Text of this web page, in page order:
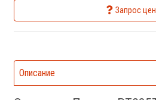
Запрос
Описание